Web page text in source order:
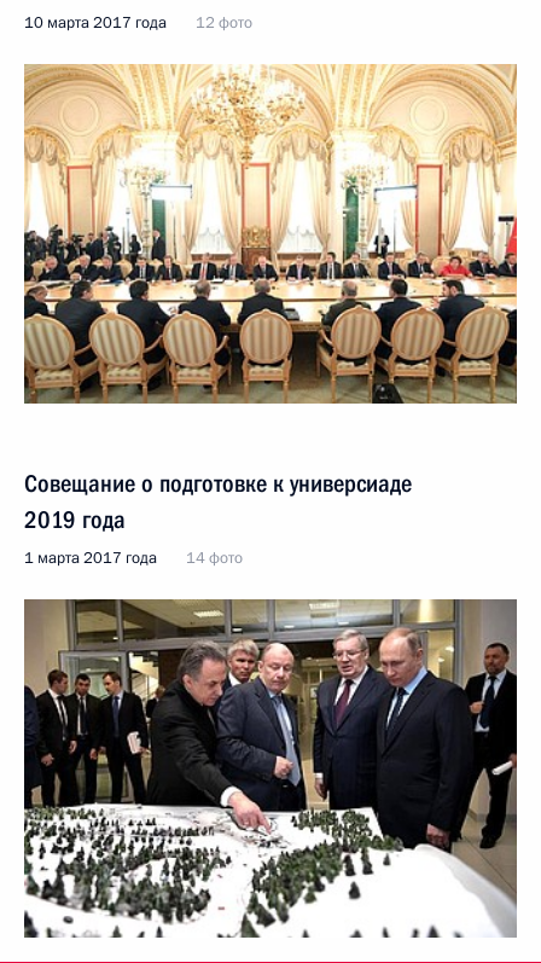
10 марта 2017 года 12 фото
Совещание о подготовке к универсиаде
2019 года
1 марта 2017 года 14 фото